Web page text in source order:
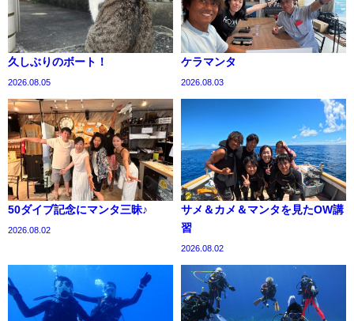
久しぶりのボート！
2026.08.05
ケラマンタ
2026.08.03
50ダイブ記念にマンタ三昧♪
2026.08.02
サメ＆カメ＆マンタを見たOW講
習
2026.08.02